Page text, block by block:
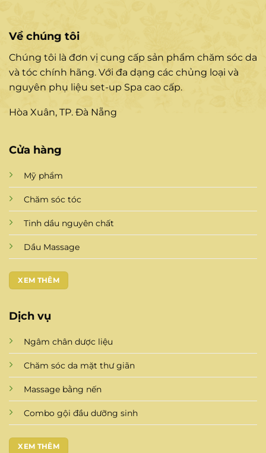
Về chúng tôi
Chúng tôi là đơn vị cung cấp sản phẩm chăm sóc da
và tóc chính hãng. Với đa dạng các chủng loại và
nguyên phụ liệu set-up Spa cao cấp.
Hòa Xuân, TP. Đà Nẵng
Cửa hàng
Mỹ phẩm
Chăm sóc tóc
Tinh dầu nguyên chất
Dầu Massage
XEM THÊM
Dịch vụ
Ngâm chân dược liệu
Chăm sóc da mặt thư giãn
Massage bằng nến
Combo gội đầu dưỡng sinh
XEM THÊM